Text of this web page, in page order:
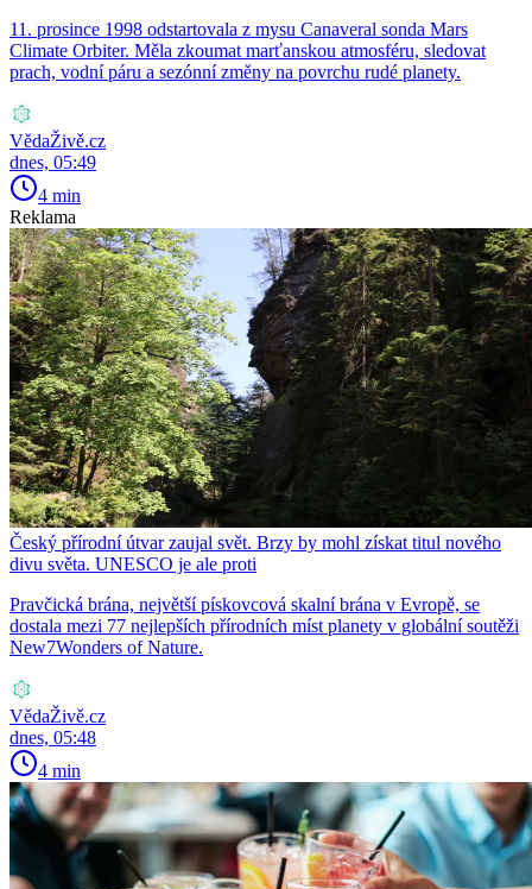
11. prosince 1998 odstartovala z mysu Canaveral sonda Mars
Climate Orbiter. Měla zkoumat marťanskou atmosféru, sledovat
prach, vodní páru a sezónní změny na povrchu rudé planety.
VědaŽivě.cz
dnes, 05:49
4 min
Reklama
Český přírodní útvar zaujal svět. Brzy by mohl získat titul nového
divu světa. UNESCO je ale proti
Pravčická brána, největší pískovcová skalní brána v Evropě, se
dostala mezi 77 nejlepších přírodních míst planety v globální soutěži
New7Wonders of Nature.
VědaŽivě.cz
dnes, 05:48
4 min